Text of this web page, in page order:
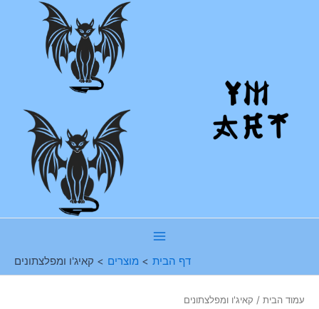
Menu
דף הבית מוצרים קאיג'ו ומפלצתונים
עמוד הבית / קאיג'ו ומפלצתונים